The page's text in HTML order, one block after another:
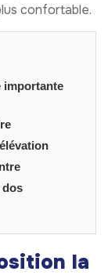
confortable.
importante
dos
la